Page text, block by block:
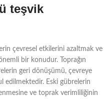
teşvik
çevresel etkilerini azaltmak ve
bir konudur. Toprağın
geri dönüşümü, çevreye
edilmektedir. Eski gübrelerin
ve toprak verimliliğinin